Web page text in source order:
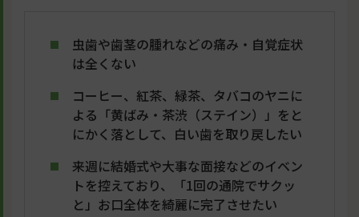
虫歯や歯茎の腫れなどの痛み・自覚症状
は全くない
コーヒー、紅茶、緑茶、タバコのヤニに
よる「黄ばみ・茶渋（ステイン）」をと
にかく落として、白い歯を取り戻したい
来週に結婚式や大事な面接などのイベン
トを控えており、「1回の通院でサクッ
と」お口全体を綺麗に完了させたい